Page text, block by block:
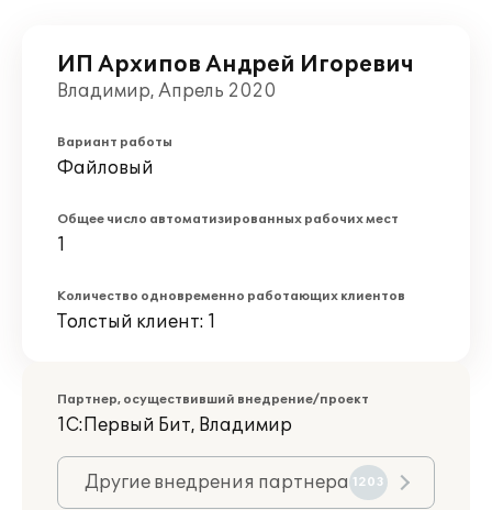
ИП Архипов Андрей Игоревич
Владимир, Апрель 2020
Вариант работы
Файловый
Общее число автоматизированных рабочих мест
1
Количество одновременно работающих клиентов
Толстый клиент: 1
Партнер, осуществивший внедрение/проект
1С:Первый Бит, Владимир
Другие внедрения партнера 1203